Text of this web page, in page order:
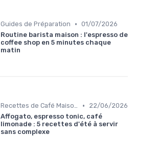
Guides de Préparation • 01/07/2026
Routine barista maison : l'espresso de
coffee shop en 5 minutes chaque
matin
Recettes de Café Maison •
22/06/2026
Affogato, espresso tonic, café
limonade : 5 recettes d'été à servir
sans complexe